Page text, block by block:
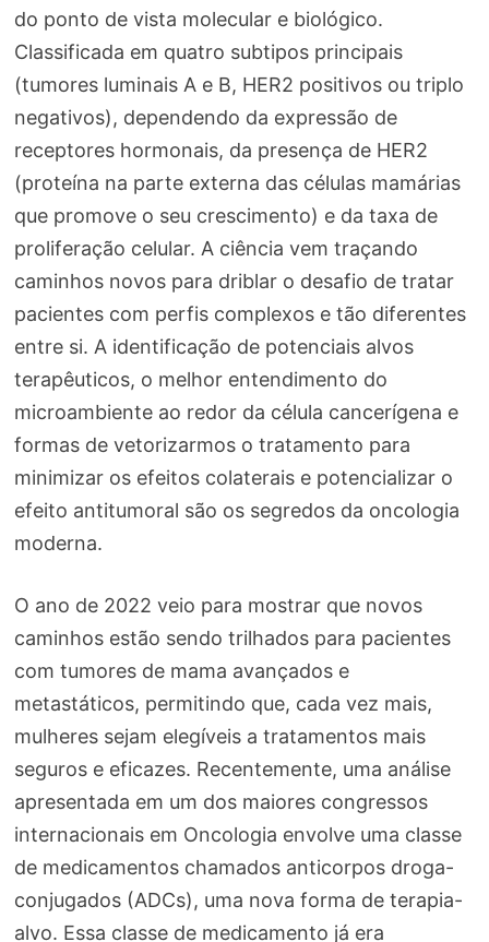
do ponto de vista molecular e biológico.
Classificada em quatro subtipos principais
(tumores luminais A e B, HER2 positivos ou triplo
negativos), dependendo da expressão de
receptores hormonais, da presença de HER2
(proteína na parte externa das células mamárias
que promove o seu crescimento) e da taxa de
proliferação celular. A ciência vem traçando
caminhos novos para driblar o desafio de tratar
pacientes com perfis complexos e tão diferentes
entre si. A identificação de potenciais alvos
terapêuticos, o melhor entendimento do
microambiente ao redor da célula cancerígena e
formas de vetorizarmos o tratamento para
minimizar os efeitos colaterais e potencializar o
efeito antitumoral são os segredos da oncologia
moderna.
O ano de 2022 veio para mostrar que novos
caminhos estão sendo trilhados para pacientes
com tumores de mama avançados e
metastáticos, permitindo que, cada vez mais,
mulheres sejam elegíveis a tratamentos mais
seguros e eficazes. Recentemente, uma análise
apresentada em um dos maiores congressos
internacionais em Oncologia envolve uma classe
de medicamentos chamados anticorpos droga-
conjugados (ADCs), uma nova forma de terapia-
alvo. Essa classe de medicamento já era